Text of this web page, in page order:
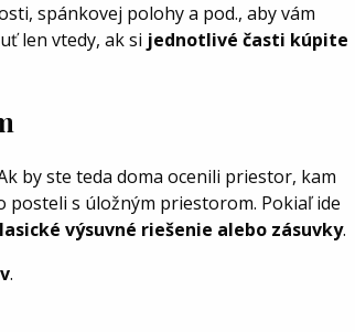
spánkovej polohy a pod., aby vám
len vtedy, ak si jednotlivé časti kúpite
by ste teda doma ocenili priestor, kam
posteli s úložným priestorom. Pokiaľ ide
výsuvné riešenie alebo zásuvky.
.